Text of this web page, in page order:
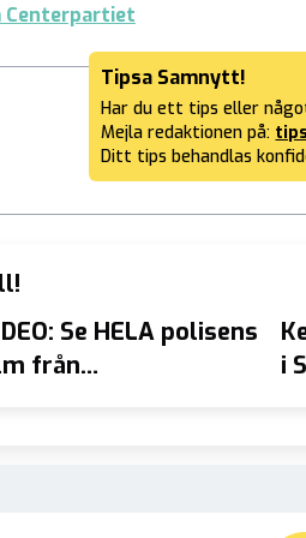
Centerpartiet
Tipsa Samnytt!
Har du ett tips eller
Mejla redaktionen på:
Ditt tips behandlas
Se HELA polisens
från
i